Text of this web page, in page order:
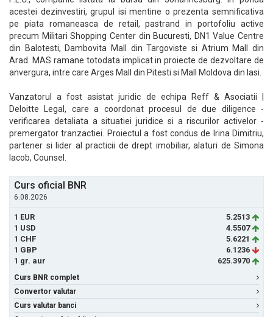
acestei dezinvestiri, grupul isi mentine o prezenta semnificativa
pe piata romaneasca de retail, pastrand in portofoliu active
precum Militari Shopping Center din Bucuresti, DN1 Value Centre
din Balotesti, Dambovita Mall din Targoviste si Atrium Mall din
Arad. MAS ramane totodata implicat in proiecte de dezvoltare de
anvergura, intre care Arges Mall din Pitesti si Mall Moldova din Iasi.
Vanzatorul a fost asistat juridic de echipa Reff & Asociatii |
Deloitte Legal, care a coordonat procesul de due diligence -
verificarea detaliata a situatiei juridice si a riscurilor activelor -
premergator tranzactiei. Proiectul a fost condus de Irina Dimitriu,
partener si lider al practicii de drept imobiliar, alaturi de Simona
Iacob, Counsel.
Curs oficial BNR
6.08.2026
1 EUR
5.2513
1 USD
4.5507
1 CHF
5.6221
1 GBP
6.1236
1 gr. aur
625.3970
Curs BNR complet
Convertor valutar
Curs valutar banci